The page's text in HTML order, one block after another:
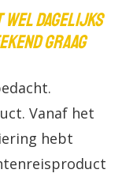
wel dagelijks
graag
Vanaf het
hebt